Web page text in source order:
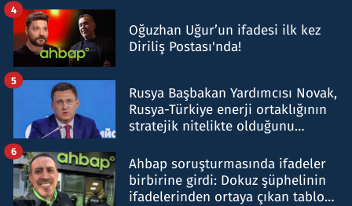
Oğuzhan Uğur’un ifadesi ilk kez
Diriliş Postası'nda!
4
Rusya Başbakan Yardımcısı Novak,
Rusya-Türkiye enerji ortaklığının
stratejik nitelikte olduğunu
5
Ahbap soruşturmasında ifadeler
birbirine girdi: Dokuz şüphelinin
ifadelerinden ortaya çıkan tablo
6